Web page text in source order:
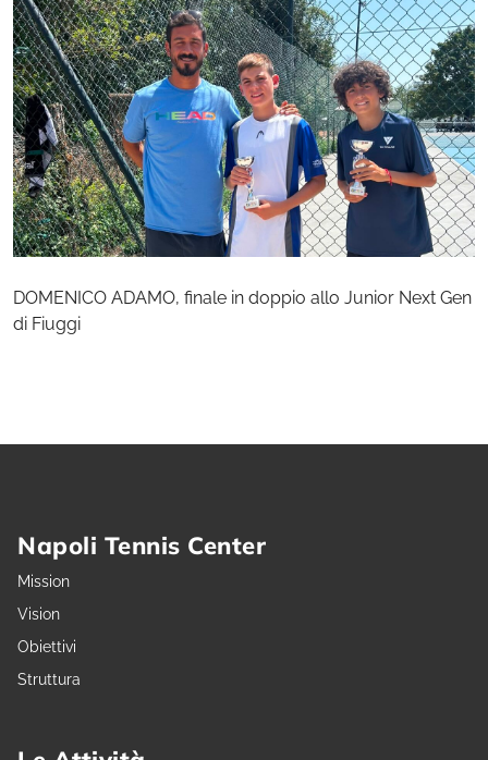
DOMENICO ADAMO, finale in doppio allo Junior Next Gen
di Fiuggi
Napoli Tennis Center
Mission
Vision
Obiettivi
Struttura